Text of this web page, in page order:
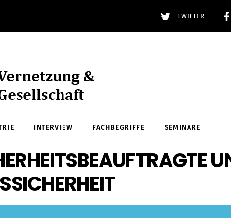
TWITTER
INTERVIEW FACHBEGRIFFE SEMINARE